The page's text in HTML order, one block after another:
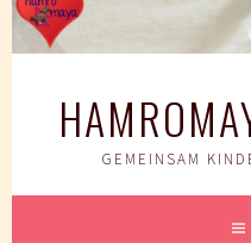
GEMEINSAM